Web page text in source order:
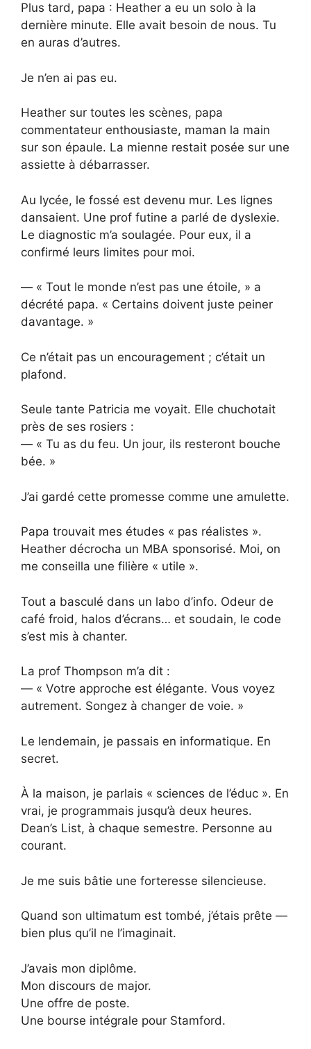
Plus tard, papa : Heather a eu un solo à la
dernière minute. Elle avait besoin de nous. Tu
en auras d’autres.
Je n’en ai pas eu.
Heather sur toutes les scènes, papa
commentateur enthousiaste, maman la main
sur son épaule. La mienne restait posée sur une
assiette à débarrasser.
Au lycée, le fossé est devenu mur. Les lignes
dansaient. Une prof futine a parlé de dyslexie.
Le diagnostic m’a soulagée. Pour eux, il a
confirmé leurs limites pour moi.
— « Tout le monde n’est pas une étoile, » a
décrété papa. « Certains doivent juste peiner
davantage. »
Ce n’était pas un encouragement ; c’était un
plafond.
Seule tante Patricia me voyait. Elle chuchotait
près de ses rosiers :
— « Tu as du feu. Un jour, ils resteront bouche
bée. »
J’ai gardé cette promesse comme une amulette.
Papa trouvait mes études « pas réalistes ».
Heather décrocha un MBA sponsorisé. Moi, on
me conseilla une filière « utile ».
Tout a basculé dans un labo d’info. Odeur de
café froid, halos d’écrans… et soudain, le code
s’est mis à chanter.
La prof Thompson m’a dit :
— « Votre approche est élégante. Vous voyez
autrement. Songez à changer de voie. »
Le lendemain, je passais en informatique. En
secret.
À la maison, je parlais « sciences de l’éduc ». En
vrai, je programmais jusqu’à deux heures.
Dean’s List, à chaque semestre. Personne au
courant.
Je me suis bâtie une forteresse silencieuse.
Quand son ultimatum est tombé, j’étais prête —
bien plus qu’il ne l’imaginait.
J’avais mon diplôme.
Mon discours de major.
Une offre de poste.
Une bourse intégrale pour Stamford.